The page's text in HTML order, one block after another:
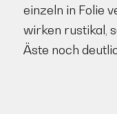
einzeln in Folie
wirken rustikal,
Äste noch